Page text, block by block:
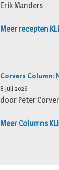
Erik Manders
Meer recepten
Corvers Column:
8 juli 2026
door Peter
Meer Columns